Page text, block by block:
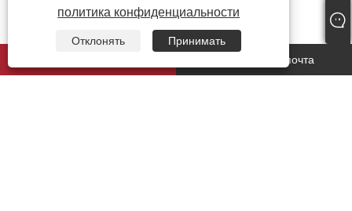
Электронная почта
политика конфиденциальности
Отклонять Принимать